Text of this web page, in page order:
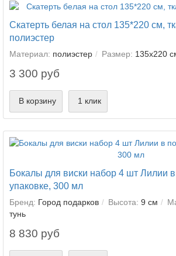
Скатерть белая на стол 135*220 см,
полиэстер
Материал: полиэстер Размер: 135х220
3 300 руб
В корзину 1 клик
Бокалы для виски набор 4 шт Лилии
упаковке, 300 мл
Бренд: Город подарков Высота: 9 см
тунь
8 830 руб